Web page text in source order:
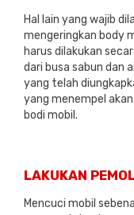
Hal lain yang wajib
mengeringkan body
harus dilakukan
dari busa sabun dan
yang telah
yang menempel
bodi mobil.
LAKUKAN
Mencuci mobil